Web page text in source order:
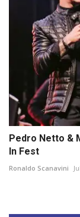
Pedro Netto &
In Fest
Ronaldo Scanavini